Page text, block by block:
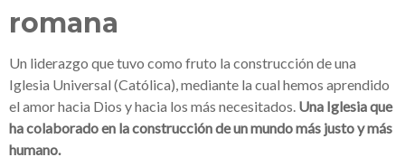
romana
Un liderazgo que tuvo como fruto la construcción de una
Iglesia Universal (Católica), mediante la cual hemos aprendido
el amor hacia Dios y hacia los más necesitados. Una Iglesia que
ha colaborado en la construcción de un mundo más justo y más
humano.